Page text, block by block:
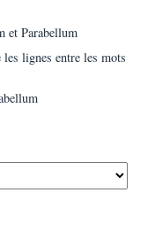
et Parabellum
lignes entre les mots